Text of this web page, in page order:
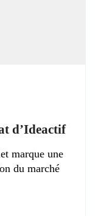
d’Ideactif
marque une
du marché